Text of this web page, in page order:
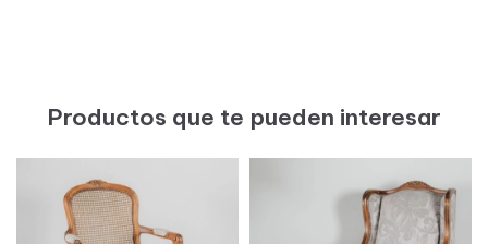
Productos que te pueden interesar